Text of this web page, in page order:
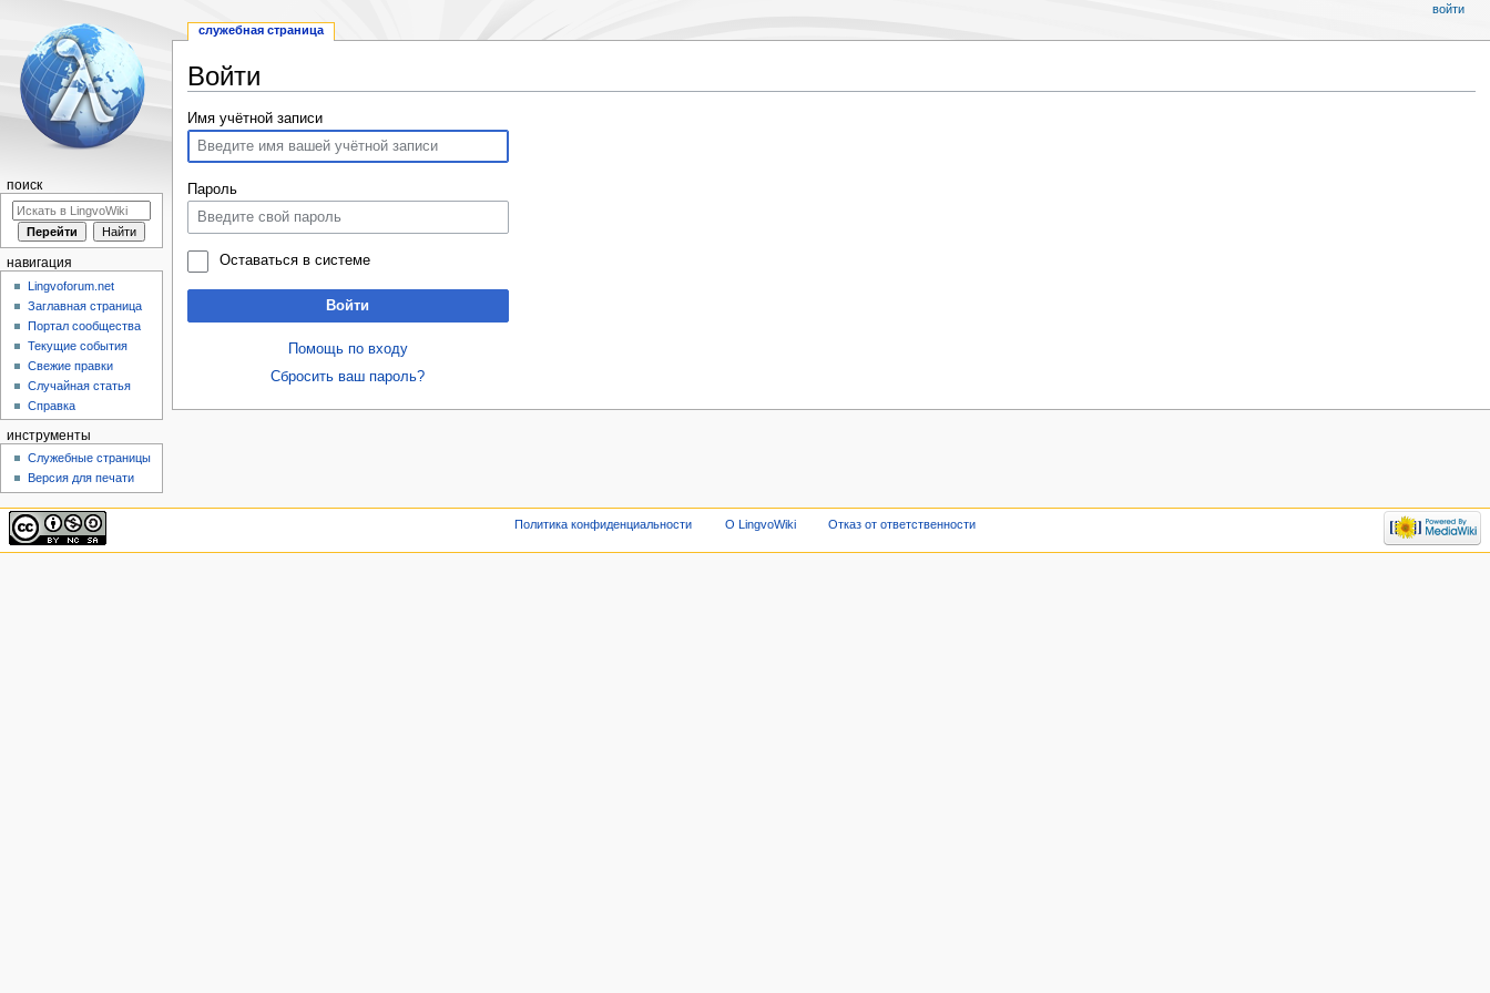
Войти
Перейти
навигации
Перейти
поиску
Имя учётной записи
Пароль
Оставаться в системе
Войти
Помощь по входу
Сбросить ваш пароль?
служебная страница
войти
поиск
навигация
Lingvoforum.net
Заглавная страница
Портал сообщества
Текущие события
Свежие правки
Случайная статья
Справка
инструменты
Служебные страницы
Версия для печати
Политика конфиденциальности О LingvoWiki Отказ от ответственности